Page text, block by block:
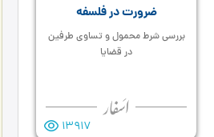
ضرورت در فلسفه
بررسی شرط محمول و تساوی طرفین
در قضایا
13917